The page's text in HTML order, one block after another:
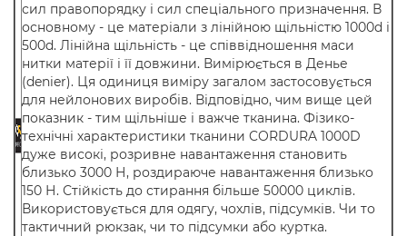
сил правопорядку і сил спеціального призначення. В
основному - це матеріали з лінійною щільністю 1000d і
500d. Лінійна щільність - це співвідношення маси
нитки матерії і її довжини. Вимірюється в Денье
(denier). Ця одиниця виміру загалом застосовується
для нейлонових виробів. Відповідно, чим вище цей
показник - тим щільніше і важче тканина. Фізико-
технічні характеристики тканини CORDURA 1000D
дуже високі, розривне навантаження становить
близько 3000 Н, роздираюче навантаження близько
150 Н. Стійкість до стирання більше 50000 циклів.
Використовується для одягу, чохлів, підсумків. Чи то
тактичний рюкзак, чи то підсумки або куртка.